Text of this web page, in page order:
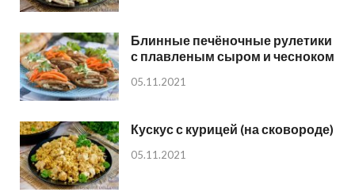
Блинные печёночные рулетики
с плавленым сыром и чесноком
05.11.2021
Кускус с курицей (на сковороде)
05.11.2021